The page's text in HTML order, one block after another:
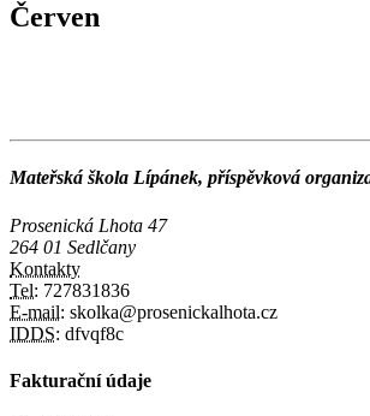
Červen
Mateřská škola Lípánek, příspěvková
Prosenická Lhota 47
264 01 Sedlčany
Kontakty
Tel: 727831836
E-mail: skolka@prosenickalhota.cz
IDDS: dfvqf8c
Fakturační údaje